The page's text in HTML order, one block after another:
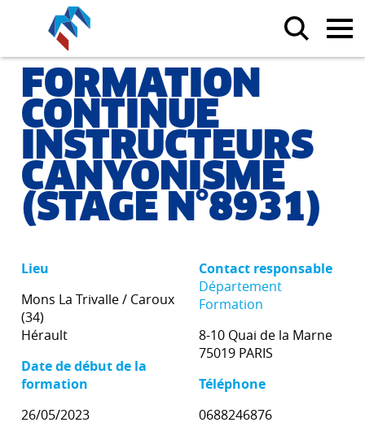
FORMATION
CONTINUE
INSTRUCTEURS
CANYONISME
(STAGE N°8931)
Lieu
Mons La Trivalle / Caroux
(34)
Hérault
Date de début de la
formation
26/05/2023
Contact responsable
Département
Formation
8-10 Quai de la Marne
75019 PARIS
Téléphone
0688246876